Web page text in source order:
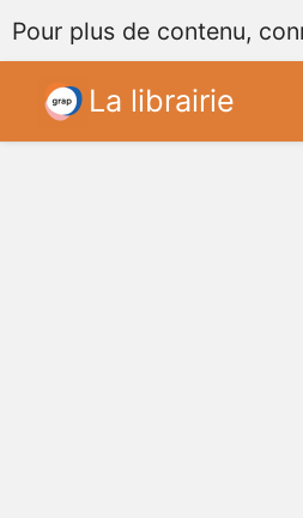
Pour plus de contenu,
La librairie